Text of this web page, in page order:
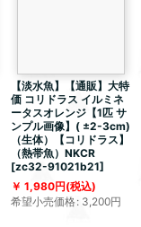
【淡水魚】【通販】大特
価 コリドラス イルミネ
ータスオレンジ【1匹 サ
ンプル画像】( ±2-3cm)
（生体）【コリドラス】
（熱帯魚）NKCR
[zc32-91021b21]
1,980円(税込)
希望小売価格: 3,200円